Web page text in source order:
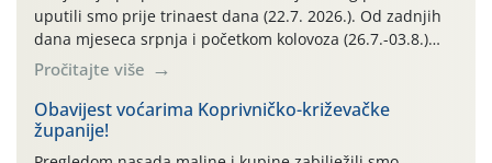
uputili smo prije trinaest dana (22.7. 2026.). Od zadnjih
dana mjeseca srpnja i početkom kolovoza (26.7.-03.8.)
traje izuzetno nepovoljno meteorološko razdoblje za rast
i razvoj korjenastog povrća: najviše dnevne temperature
zraka zadnjih su devet dana u rasponu 30,7°-38,0°C!
Drugi ovogodišnji “toplinski udar” naročito je izražen
zadnja četiri dana (31.7.-03.8.), […]
Pročitajte više
Obavijest voćarima Koprivničko-križevačke
županije!